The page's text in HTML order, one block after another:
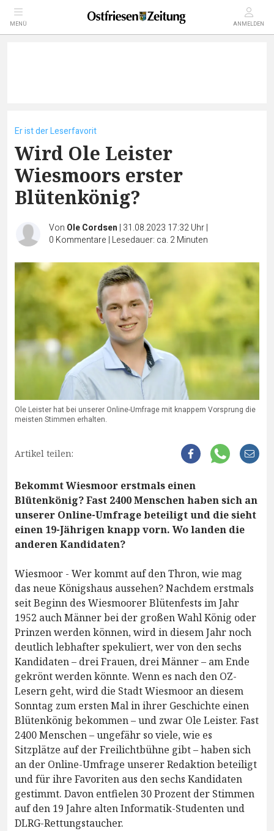
MENÜ ANMELDEN
Er ist der Leserfavorit
Wird Ole Leister
Wiesmoors erster
Blütenkönig?
Von Ole Cordsen | 31.08.2023 17:32 Uhr|
0 Kommentare | Lesedauer: ca. 2 Minuten
Ole Leister hat bei unserer Online-Umfrage mit knappem Vorsprung die
meisten Stimmen erhalten.
Artikel teilen:
Bekommt Wiesmoor erstmals einen
Blütenkönig? Fast 2400 Menschen haben sich an
unserer Online-Umfrage beteiligt und die sieht
einen 19-Jährigen knapp vorn. Wo landen die
anderen Kandidaten?
Wiesmoor - Wer kommt auf den Thron, wie mag
das neue Königshaus aussehen? Nachdem erstmals
seit Beginn des Wiesmoorer Blütenfests im Jahr
1952 auch Männer bei der großen Wahl König oder
Prinzen werden können, wird in diesem Jahr noch
deutlich lebhafter spekuliert, wer von den sechs
Kandidaten – drei Frauen, drei Männer – am Ende
gekrönt werden könnte. Wenn es nach den OZ-
Lesern geht, wird die Stadt Wiesmoor an diesem
Sonntag zum ersten Mal in ihrer Geschichte einen
Blütenkönig bekommen – und zwar Ole Leister. Fast
2400 Menschen – ungefähr so viele, wie es
Sitzplätze auf der Freilichtbühne gibt – haben sich
an der Online-Umfrage unserer Redaktion beteiligt
und für ihre Favoriten aus den sechs Kandidaten
gestimmt. Davon entfielen 30 Prozent der Stimmen
auf den 19 Jahre alten Informatik-Studenten und
DLRG-Rettungstaucher.